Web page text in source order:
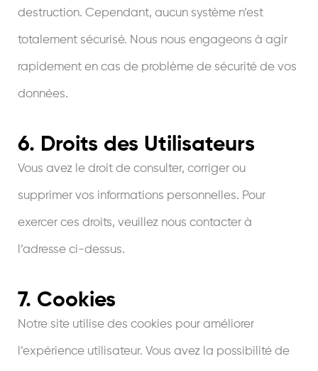
destruction. Cependant, aucun système n’est
totalement sécurisé. Nous nous engageons à agir
rapidement en cas de problème de sécurité de vos
données.
6. Droits des Utilisateurs
Vous avez le droit de consulter, corriger ou
supprimer vos informations personnelles. Pour
exercer ces droits, veuillez nous contacter à
l’adresse ci-dessus.
7. Cookies
Notre site utilise des cookies pour améliorer
l’expérience utilisateur. Vous avez la possibilité de